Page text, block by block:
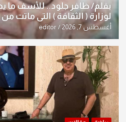
بقلم/ ظافر جلود.. للأسف ما
النخبة والإرث العظيم للثقافة
أغسطس 7, 2026 editor